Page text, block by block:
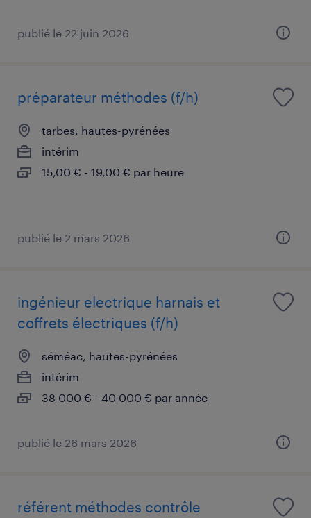
publié le 22 juin 2026
préparateur méthodes (f/h)
tarbes, hautes-pyrénées
intérim
15,00 € - 19,00 € par heure
publié le 2 mars 2026
ingénieur electrique harnais et
coffrets électriques (f/h)
séméac, hautes-pyrénées
intérim
38 000 € - 40 000 € par année
publié le 26 mars 2026
référent méthodes contrôle